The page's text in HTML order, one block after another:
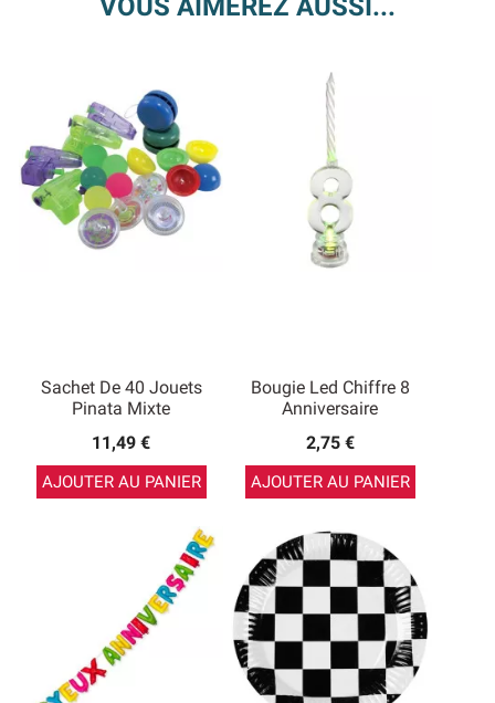
VOUS AIMEREZ AUSSI...
Sachet De 40 Jouets
Pinata Mixte
11,49 €
AJOUTER AU PANIER
Bougie Led Chiffre 8
Anniversaire
2,75 €
AJOUTER AU PANIER